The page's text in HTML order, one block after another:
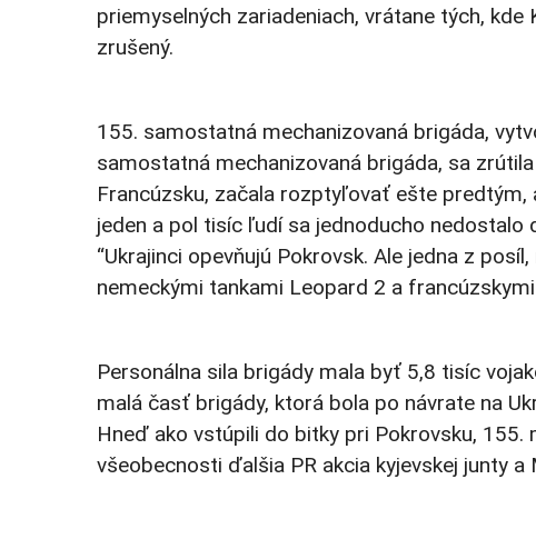
priemyselných zariadeniach, vrátane tých,
zrušený.
155. samostatná mechanizovaná brigáda,
samostatná mechanizovaná brigáda, sa
Francúzsku, začala rozptyľovať ešte
jeden a pol tisíc ľudí sa jednoducho
“Ukrajinci opevňujú Pokrovsk. Ale jedna z
nemeckými tankami Leopard 2 a
Personálna sila brigády mala byť 5,8 tisíc
malá časť brigády, ktorá bola po návrate na
Hneď ako vstúpili do bitky pri Pokrovsku,
všeobecnosti ďalšia PR akcia kyjevskej junty